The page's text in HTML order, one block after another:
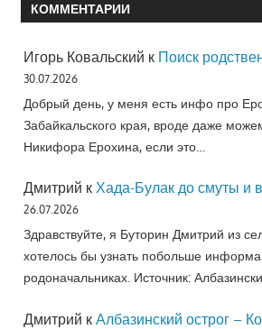
КОММЕНТАРИИ
Игорь Ковальский к Поиск
30.07.2026
Добрый день, у меня есть инфо про
Забайкальского края, вроде даже
Никифора Ерохина, если это…
Дмитрий к Хада-Булак до смуты и
26.07.2026
Здравствуйте, я Буторин Дмитрий из
хотелось бы узнать побольше
родоначальниках. Источник:
Дмитрий к Албазинский острог –